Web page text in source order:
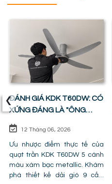
ĐÁNH GIÁ KDK T60DW: CÓ
XỨNG ĐÁNG LÀ "ÔNG
12 Tháng 06, 2026
Ưu nhược điểm thực tế của
quạt trần KDK T60DW 5 cánh
màu xám bạc metallic. Khám
phá thiết kế dải gió 9 cấp,
‹